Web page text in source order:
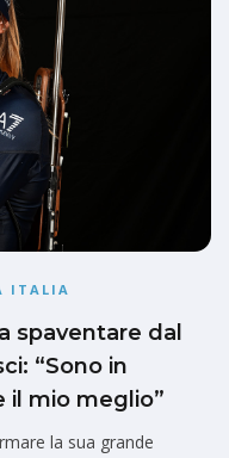
ITALIA
spaventare dal
“Sono in
il mio meglio”
la sua grande